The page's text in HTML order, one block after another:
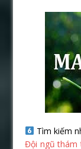
Tìm kiếm
Đội ngũ thám